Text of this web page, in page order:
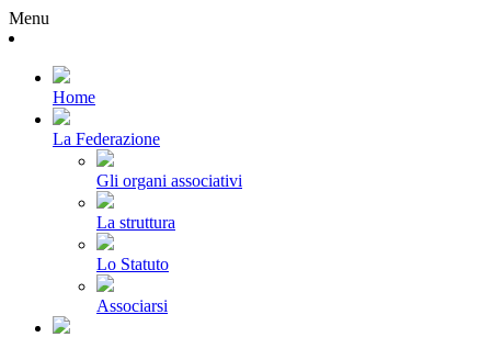
Menu
Home
La Federazione
Gli organi associativi
La struttura
Lo Statuto
Associarsi